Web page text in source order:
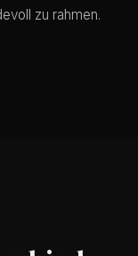
zu rahmen.